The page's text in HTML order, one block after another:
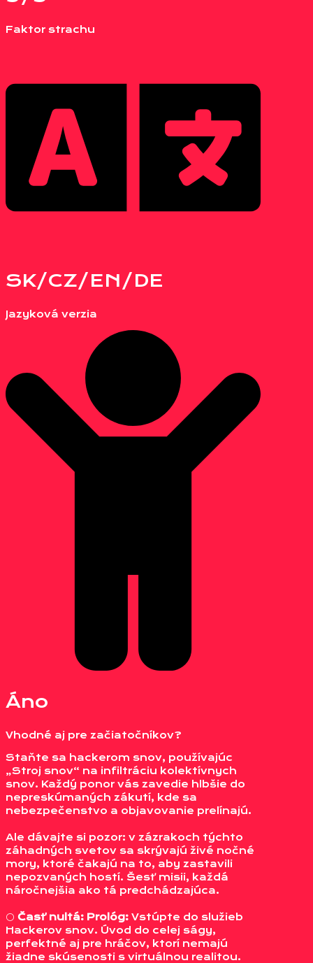
Faktor strachu
SK/CZ/EN/DE
Jazyková verzia
Áno
Vhodné aj pre začiatočníkov?
Staňte sa hackerom snov, používajúc
„Stroj snov“ na infiltráciu kolektívnych
snov. Každý ponor vás zavedie hlbšie do
nepreskúmaných zákutí, kde sa
nebezpečenstvo a objavovanie prelínajú.
Ale dávajte si pozor: v zázrakoch týchto
záhadných svetov sa skrývajú živé nočné
mory, ktoré čakajú na to, aby zastavili
nepozvaných hostí. Šesť misii, každá
náročnejšia ako tá predchádzajúca.
⚪️ Časť nultá: Prológ: Vstúpte do služieb
Hackerov snov. Úvod do celej ságy,
perfektné aj pre hráčov, ktorí nemajú
žiadne skúsenosti s virtuálnou realitou.